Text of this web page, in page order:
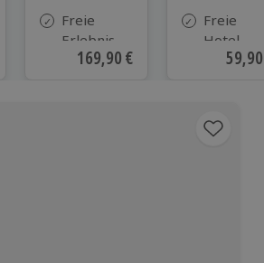
Freie
Erlebnis-
Auswahl
Aktueller Preis
169,90 €
Freie
Hotel-
Auswahl